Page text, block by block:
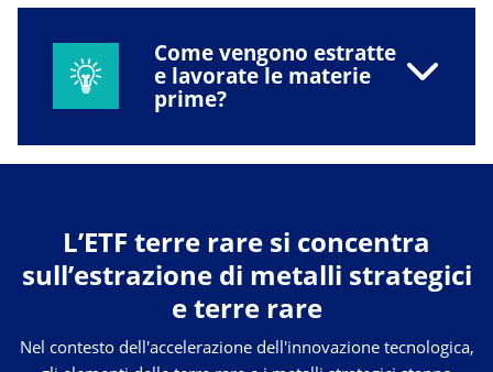
Come vengono estratte
e lavorate le materie
prime?
L’ETF terre rare si concentra
sull’estrazione di metalli strategici
e terre rare
Nel contesto dell'accelerazione dell'innovazione tecnologica,